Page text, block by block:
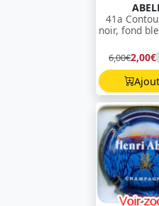
41a
noir, fond
6,00€2,00€